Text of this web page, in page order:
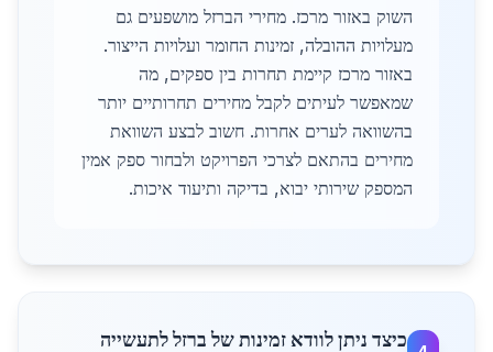
השוק באזור מרכז. מחירי הברזל מושפעים גם
מעלויות ההובלה, זמינות החומר ועלויות הייצור.
באזור מרכז קיימת תחרות בין ספקים, מה
שמאפשר לעיתים לקבל מחירים תחרותיים יותר
בהשוואה לערים אחרות. חשוב לבצע השוואת
מחירים בהתאם לצרכי הפרויקט ולבחור ספק אמין
המספק שירותי יבוא, בדיקה ותיעוד איכות.
כיצד ניתן לוודא זמינות של ברזל לתעשייה